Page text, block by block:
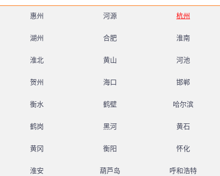
惠州 河源 杭州
湖州 合肥 淮南
淮北 黄山 河池
贺州 海口 邯郸
衡水 鹤壁 哈尔滨
鹤岗 黑河 黄石
黄冈 衡阳 怀化
淮安 葫芦岛 呼和浩特